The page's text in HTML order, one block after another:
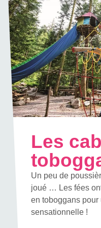
Les
Un peu de
joué … Les fées
en toboggans
sensationnelle !